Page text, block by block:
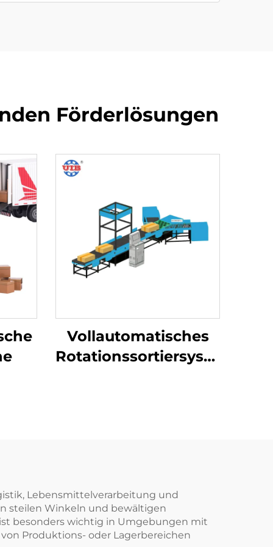
Förderlösungen
Vollautomatisches
Rotationssortiersystem
Lebensmittelverarbeitung und
steilen Winkeln und bewältigen
besonders wichtig in Umgebungen mit
Produktions- oder Lagerbereichen